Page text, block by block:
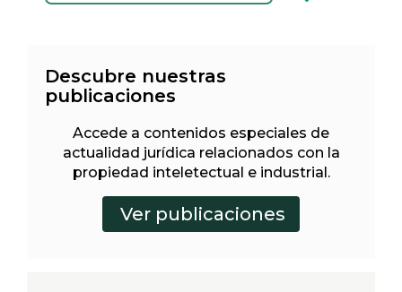
Descubre nuestras
publicaciones
Accede a contenidos especiales de
actualidad jurídica relacionados con la
propiedad inteletectual e industrial.